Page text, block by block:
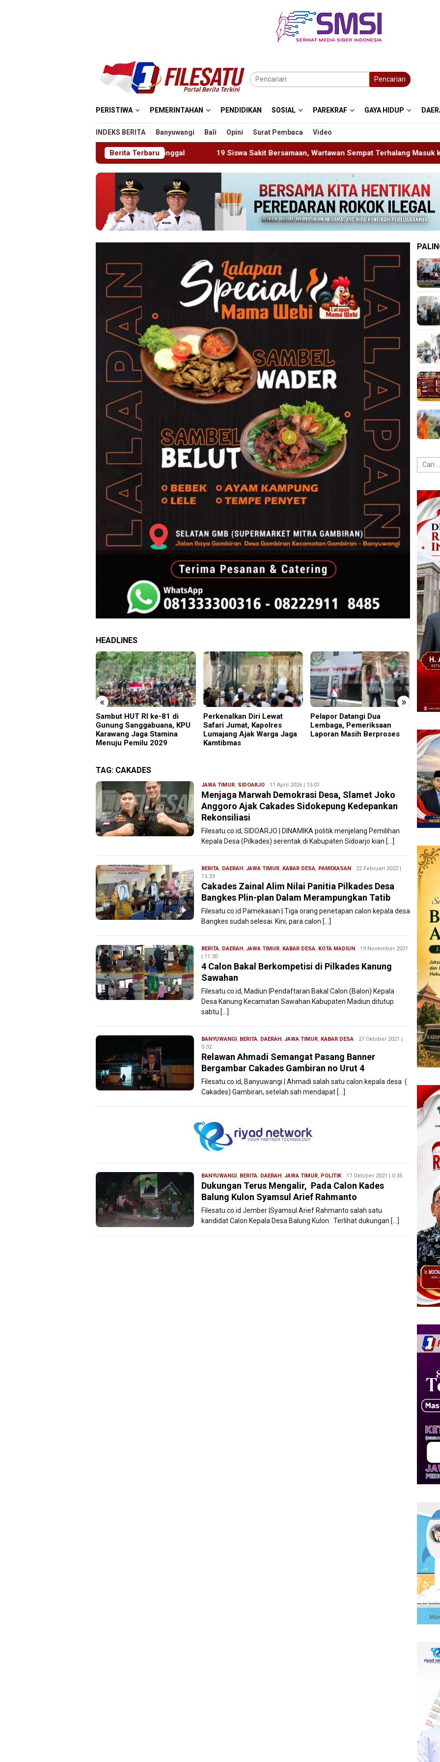
Pencarian
PERISTIWA PEMERINTAHAN PENDIDIKAN SOSIAL PAREKRAF GAYA HIDUP
INDEKS BERITA Banyuwangi Bali Opini Surat Pembaca Video
Berita Terbaru
19 Siswa Sakit Bersamaan, Wartawan Sempat Terhalang Masuk ke Ruang UGD
HEADLINES
« »
Sambut HUT RI ke-81 di
Gunung Sanggabuana, KPU
Karawang Jaga Stamina
Menuju Pemilu 2029
Perkenalkan Diri Lewat
Safari Jumat, Kapolres
Lumajang Ajak Warga Jaga
Kamtibmas
Pelapor Datangi Dua
Lembaga, Pemeriksaan
Laporan Masih Berproses
TAG: CAKADES
JAWA TIMUR, SIDOARJO Ryan
Karawang
11 April 2026 | 15:01
Menjaga Marwah Demokrasi Desa, Slamet Joko
Anggoro Ajak Cakades Sidokepung Kedepankan
Rekonsiliasi
Filesatu.co.id, SIDOARJO | DINAMIKA politik menjelang Pemilihan
Kepala Desa (Pilkades) serentak di Kabupaten Sidoarjo kian […]
BERITA, DAERAH , JAWA TIMUR, KABAR DESA, PAMEKASAN
Redaksi
22 Februari 2022 |
15:33
Cakades Zainal Alim Nilai Panitia Pilkades Desa
Bangkes Plin-plan Dalam Merampungkan Tatib
Filesatu.co.id Pamekasan | Tiga orang penetapan calon kepala desa
Bangkes sudah selesai. Kini, para calon […]
BERITA, DAERAH , JAWA TIMUR, KABAR DESA, KOTA MADIUN
Redaksi
19 November 2021
| 11:30
4 Calon Bakal Berkompetisi di Pilkades Kanung
Sawahan
Filesatu.co.id, Madiun |Pendaftaran Bakal Calon (Balon) Kepala
Desa Kanung Kecamatan Sawahan Kabupaten Madiun ditutup
sabtu […]
BANYUWANGI , BERITA, DAERAH , JAWA TIMUR, KABAR DESA Redaksi
27 Oktober 2021 |
0:32
Relawan Ahmadi Semangat Pasang Banner
Bergambar Cakades Gambiran no Urut 4
Filesatu.co.id, Banyuwangi | Ahmadi salah satu calon kepala desa (
Cakades) Gambiran, setelah sah mendapat […]
BANYUWANGI , BERITA, DAERAH , JAWA TIMUR, POLITIK Redaksi
Filesatu
17 Oktober 2021 | 0:35
Dukungan Terus Mengalir, Pada Calon Kades
Balung Kulon Syamsul Arief Rahmanto
Filesatu.co.id Jember |Syamsul Arief Rahmanto salah satu
kandidat Calon Kepala Desa Balung Kulon. Terlihat dukungan […]
Cari
untuk: